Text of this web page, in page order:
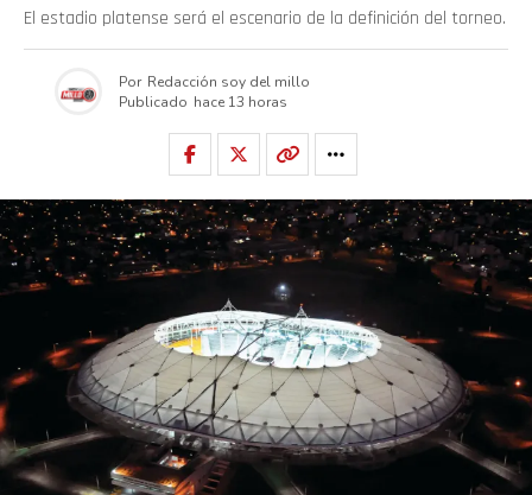
El estadio platense será el escenario de la definición del torneo.
Por Redacción soy del millo
Publicado hace 13 horas